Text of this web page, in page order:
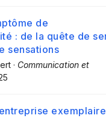
de
: de la quête de
sensations
· Communication et
entreprise